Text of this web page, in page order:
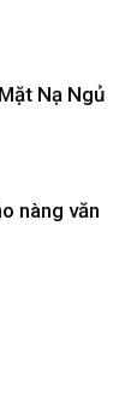
Nạ Ngủ
nàng văn